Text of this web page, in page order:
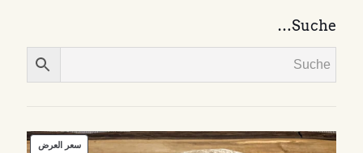
Suche…
سعر العرضمنتج